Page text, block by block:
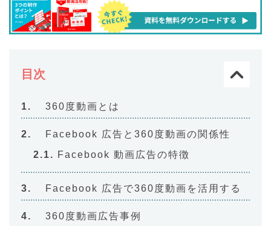
目次
360度動画とは
Facebook 広告と360度動画の関係性
Facebook 動画広告の特徴
Facebook 広告で360度動画を活用する
360度動画広告事例